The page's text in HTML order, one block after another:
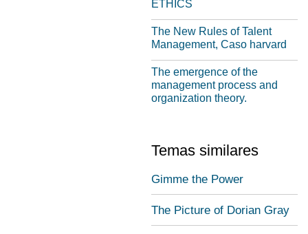
ETHICS
The New Rules of Talent
Management, Caso harvard
The emergence of the
management process and
organization theory.
Temas similares
Gimme the Power
The Picture of Dorian Gray